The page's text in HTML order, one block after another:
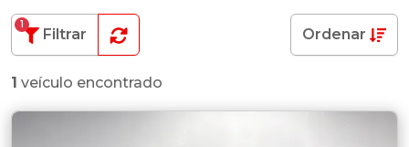
Filtrar
1
Ordenar
1 veículo encontrado